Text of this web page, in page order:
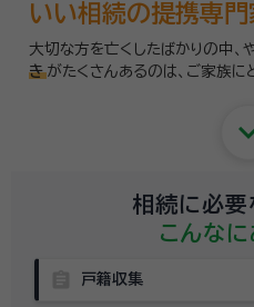
いい相続の提携専門
大切な方を亡くしたばかりの中、
き がたくさんあるのは、 ご家族に
相続に必
こんな
戸籍収集